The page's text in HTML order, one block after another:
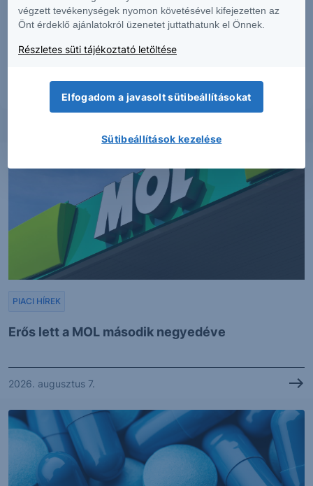
dokumentumban foglaltak – teljes vagy részleges – felhasználása,
többszörözése, publikálása, átdolgozása, terjesztése kizárólag a Társaság
előzetes írásos engedélyével lehetséges. A jelen dokumentumban foglaltak
kiadásuk időpontjában érvényesek. További részletek:
Dokumentumok – Erste Marketoldalon, illetve a Társaság ügyletek előtti
Erős lett a MOL második negyedéve
PIACI HÍREK
2026. augusztus 7.
végzett tevékenységek nyomon követésével kifejezetten az
Önt érdeklő ajánlatokról üzenetet juttathatunk el Önnek.
Részletes süti tájékoztató letöltése
Elfogadom a javasolt sütibeállításokat
Sütibeállítások kezelése